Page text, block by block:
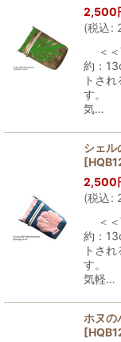
2,500
(税込:
＜＜
約：
トさ
す。
気…
シェ
[
2,500
(税込:
＜＜
約：
トさ
す。
気軽…
ホヌ
[